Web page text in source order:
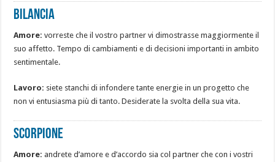
Bilancia
Amore: vorreste che il vostro partner vi dimostrasse maggiormente il
suo affetto. Tempo di cambiamenti e di decisioni importanti in ambito
sentimentale.
Lavoro: siete stanchi di infondere tante energie in un progetto che
non vi entusiasma più di tanto. Desiderate la svolta della sua vita.
Scorpione
Amore: andrete d’amore e d’accordo sia col partner che con i vostri